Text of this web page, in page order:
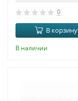
0
В корзину
В наличии